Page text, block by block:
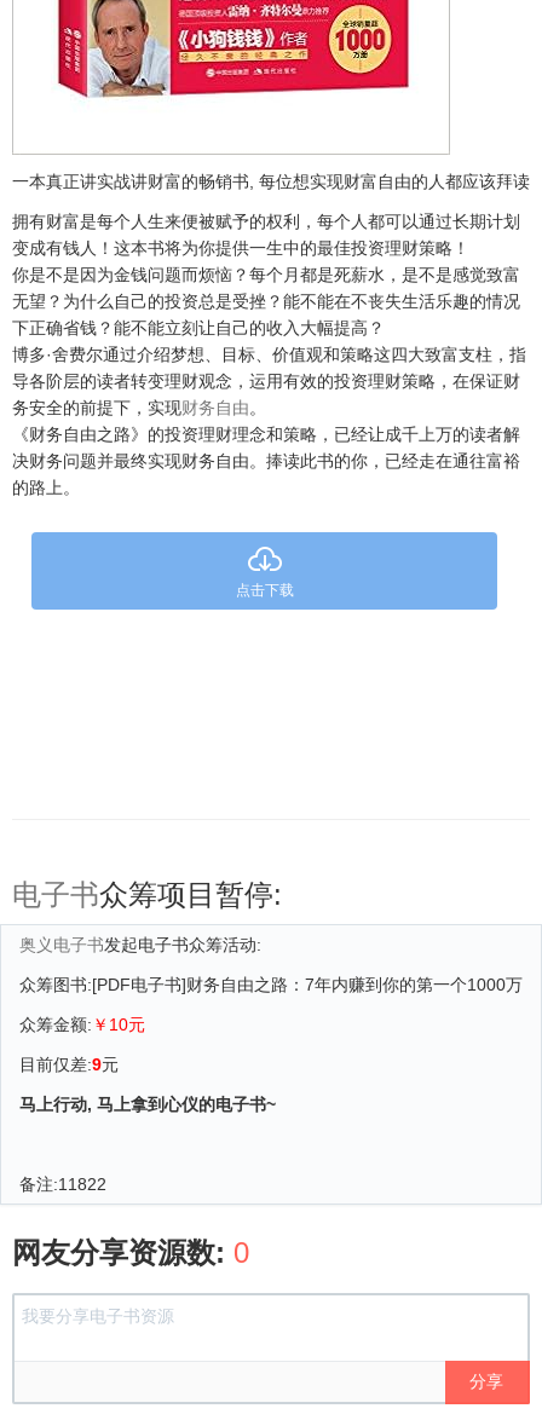
一本真正讲实战讲财富的畅销书, 每位想实现财富自由的人都应该拜读
拥有财富是每个人生来便被赋予的权利，每个人都可以通过长期计划
变成有钱人！这本书将为你提供一生中的最佳投资理财策略！
你是不是因为金钱问题而烦恼？每个月都是死薪水，是不是感觉致富
无望？为什么自己的投资总是受挫？能不能在不丧失生活乐趣的情况
下正确省钱？能不能立刻让自己的收入大幅提高？
博多·舍费尔通过介绍梦想、目标、价值观和策略这四大致富支柱，指
导各阶层的读者转变理财观念，运用有效的投资理财策略，在保证财
务安全的前提下，实现财务自由。
《财务自由之路》的投资理财理念和策略，已经让成千上万的读者解
决财务问题并最终实现财务自由。捧读此书的你，已经走在通往富裕
的路上。
点击下载
电子书众筹项目暂停:
奥义电子书发起电子书众筹活动:
众筹图书:[PDF电子书]财务自由之路：7年内赚到你的第一个1000万
众筹金额: ￥10元
目前仅差:9元
马上行动, 马上拿到心仪的电子书~
备注:11822
网友分享资源数: 0
分享